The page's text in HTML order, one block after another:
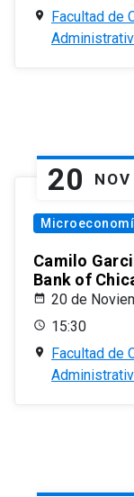
Facultad de
20 NOV
Camilo
Bank of
20 de
15:30
Facultad de